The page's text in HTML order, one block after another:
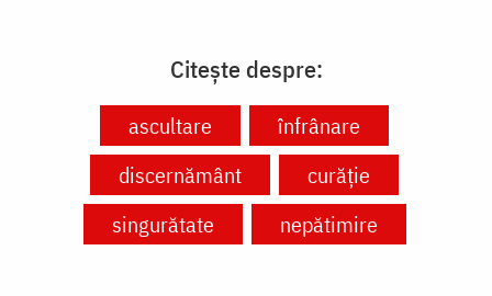
Citește despre:
ascultare
înfrânare
discernământ
curăție
singurătate
nepătimire